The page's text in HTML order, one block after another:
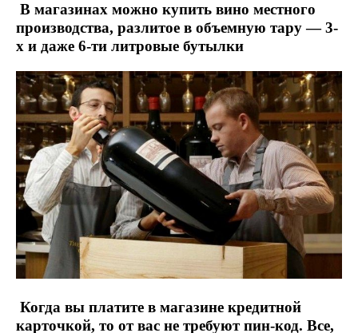
В магазинах можно купить вино местного
производства, разлитое в объемную тару — 3-
х и даже 6-ти литровые бутылки
Когда вы платите в магазине кредитной
карточкой, то от вас не требуют пин-код. Все,